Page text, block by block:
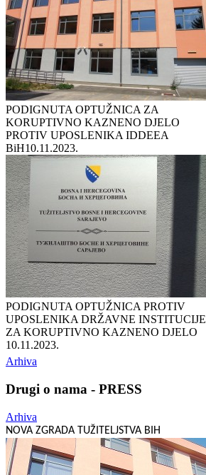
PODIGNUTA OPTUŽNICA ZA
KORUPTIVNO KAZNENO DJELO
PROTIV UPOSLENIKA IDDEEA
BiH10.11.2023.
PODIGNUTA OPTUŽNICA PROTIV
UPOSLENIKA DRŽAVNE INSTITUCIJE
ZA KORUPTIVNO KAZNENO DJELO
10.11.2023.
Arhiva
Drugi o nama - PRESS
Arhiva
NOVA ZGRADA TUŽITELJSTVA BIH